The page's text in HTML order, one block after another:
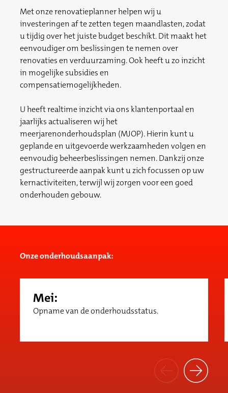
Met onze renovatieplanner helpen wij u
investeringen af te zetten tegen maandlasten, zodat
u tijdig over het juiste budget beschikt. Dit maakt het
eenvoudiger om beslissingen te nemen over
renovaties en verduurzaming. Ook heeft u zo inzicht
in mogelijke subsidies en
compensatiemogelijkheden.
U heeft realtime inzicht via ons klantenportaal en
jaarlijks actualiseren wij het
meerjarenonderhoudsplan (MJOP). Hierin kunt u
geplande en uitgevoerde werkzaamheden volgen en
eenvoudig beheerbeslissingen nemen. Dankzij onze
gestructureerde aanpak kunt u zich focussen op uw
kernactiviteiten, terwijl wij zorgen voor een goed
onderhouden gebouw.
Onze onderhoudsaanpak:
Mei:
Opname van de onderhoudsstatus.